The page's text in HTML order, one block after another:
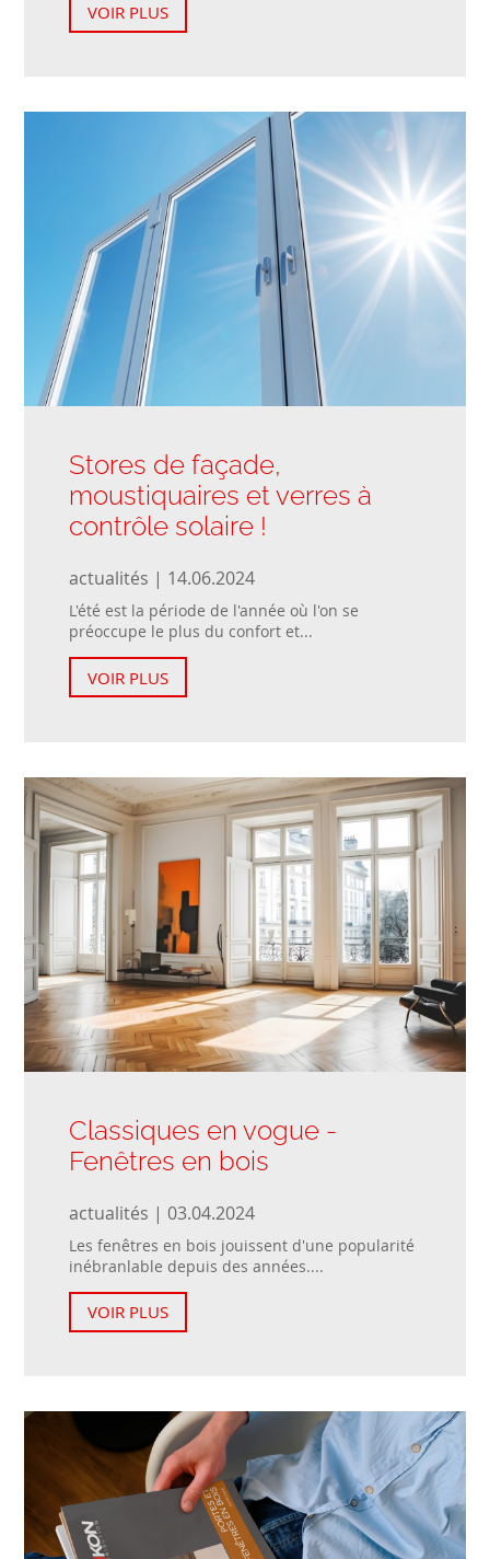
VOIR PLUS
Stores de façade,
moustiquaires et verres à
contrôle solaire !
actualités | 14.06.2024
L'été est la période de l'année où l'on se
préoccupe le plus du confort et...
VOIR PLUS
Classiques en vogue -
Fenêtres en bois
actualités | 03.04.2024
Les fenêtres en bois jouissent d'une popularité
inébranlable depuis des années....
VOIR PLUS